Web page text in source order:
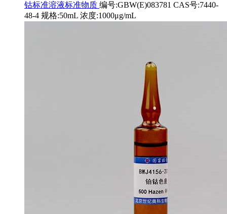
钴标准溶液标准物质 编号:GBW(E)083781 CAS号:7440-
48-4 规格:50mL 浓度:1000μg/mL